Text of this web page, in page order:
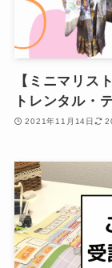
【ミニマリス
トレンタル・
2021年11月14日